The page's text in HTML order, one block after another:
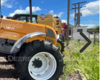
Next